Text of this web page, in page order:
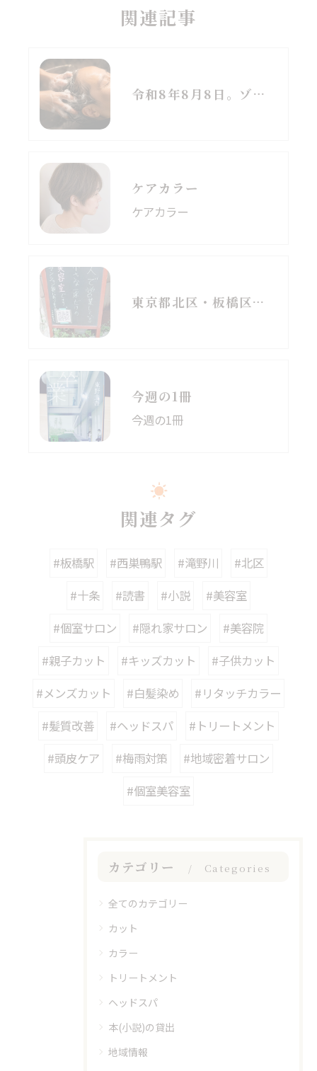
関連記事
令和8年8月8日。ゾロ目の日と立秋、季節の変わり目に思うこと
ケアカラー
ケアカラー
東京都北区・板橋区でヘアマニキュアをお探しの方へ｜頭皮がしみる方のための白髪染めという選択肢
今週の1冊
今週の1冊
関連タグ
#板橋駅 #西巣鴨駅 #滝野川
#北区
#十条
#読書 #小説
#美容室
#個室サロン
#隠れ家サロン
#美容院
#親子カット
#キッズカット
#子供カット
#メンズカット
#白髪染め
#リタッチカラー
#髪質改善
#ヘッドスパ
#トリートメント
#頭皮ケア
#梅雨対策
#地域密着サロン
#個室美容室
カテゴリー Categories
全てのカテゴリー
カット
カラー
トリートメント
ヘッドスパ
本(小説)の貸出
地域情報